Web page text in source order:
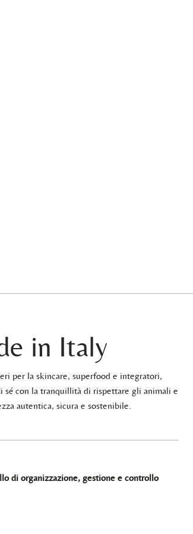
in Italy
per la skincare, superfood e integratori,
sé con la tranquillità di rispettare gli animali e
autentica, sicura e sostenibile.
di organizzazione, gestione e controllo